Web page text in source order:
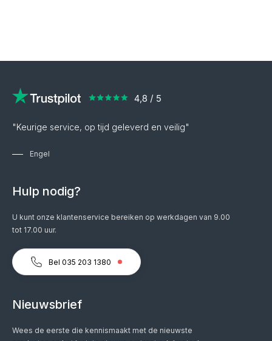
"Keurige service, op tijd geleverd en veilig"
Engel
Hulp nodig?
U kunt onze klantenservice bereiken op werkdagen van 9.00
tot 17.00 uur.
Bel 035 203 1380
Nieuwsbrief
Wees de eerste die kennismaakt met de nieuwste